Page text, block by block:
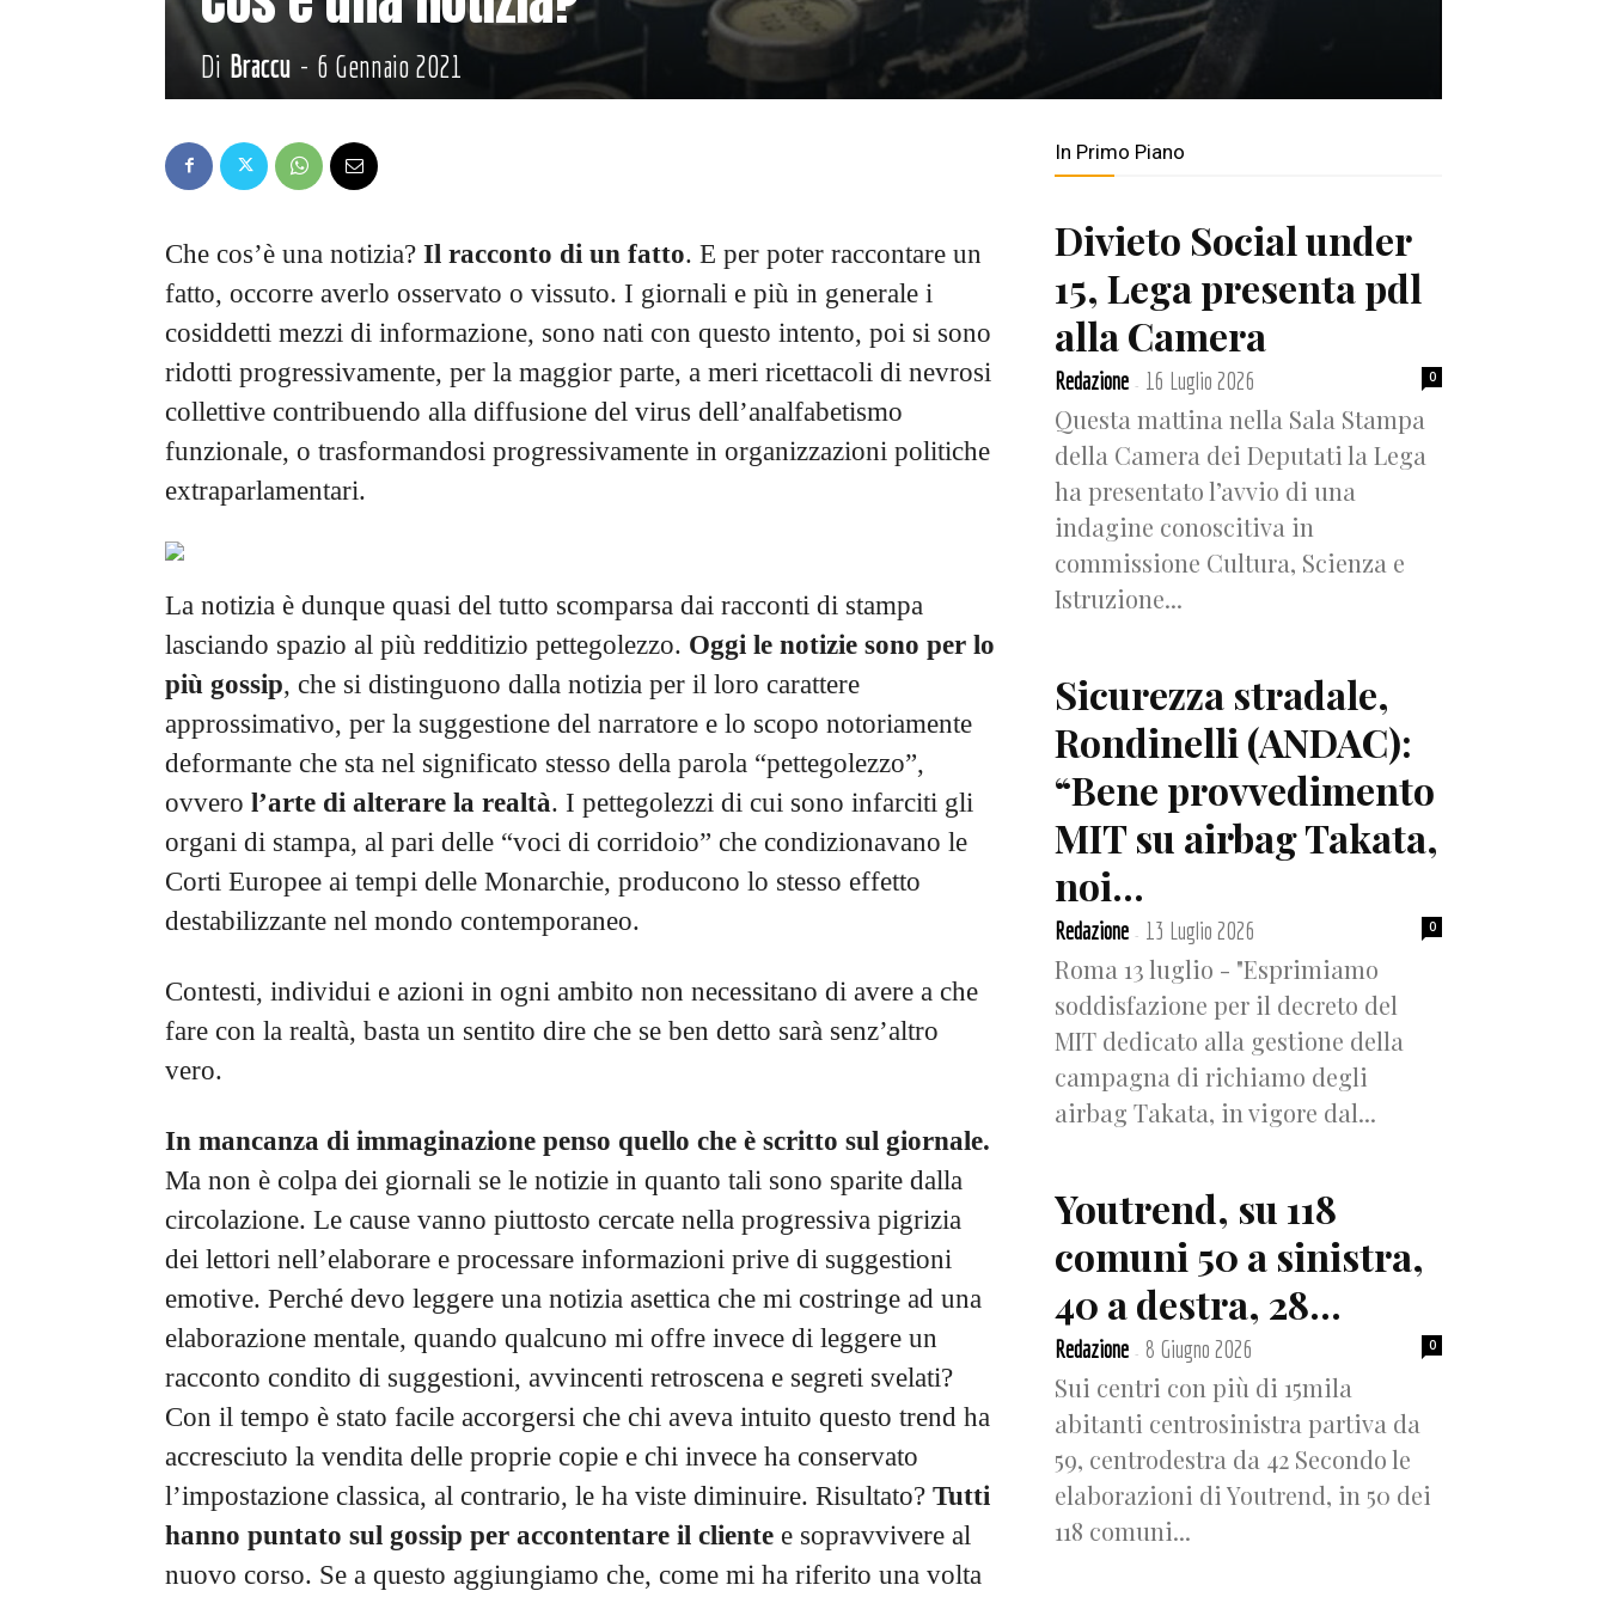
Di Braccu - 6 Gennaio 2021
Che cos’è una notizia? Il racconto di un fatto. E per poter raccontare un
fatto, occorre averlo osservato o vissuto. I giornali e più in generale i
cosiddetti mezzi di informazione, sono nati con questo intento, poi si sono
ridotti progressivamente, per la maggior parte, a meri ricettacoli di nevrosi
collettive contribuendo alla diffusione del virus dell’analfabetismo
funzionale, o trasformandosi progressivamente in organizzazioni politiche
extraparlamentari.
La notizia è dunque quasi del tutto scomparsa dai racconti di stampa
lasciando spazio al più redditizio pettegolezzo. Oggi le notizie sono per lo
più gossip, che si distinguono dalla notizia per il loro carattere
approssimativo, per la suggestione del narratore e lo scopo notoriamente
deformante che sta nel significato stesso della parola “pettegolezzo”,
ovvero l’arte di alterare la realtà. I pettegolezzi di cui sono infarciti gli
organi di stampa, al pari delle “voci di corridoio” che condizionavano le
Corti Europee ai tempi delle Monarchie, producono lo stesso effetto
destabilizzante nel mondo contemporaneo.
Contesti, individui e azioni in ogni ambito non necessitano di avere a che
fare con la realtà, basta un sentito dire che se ben detto sarà senz’altro
vero.
In mancanza di immaginazione penso quello che è scritto sul giornale.
Ma non è colpa dei giornali se le notizie in quanto tali sono sparite dalla
circolazione. Le cause vanno piuttosto cercate nella progressiva pigrizia
dei lettori nell’elaborare e processare informazioni prive di suggestioni
emotive. Perché devo leggere una notizia asettica che mi costringe ad una
elaborazione mentale, quando qualcuno mi offre invece di leggere un
racconto condito di suggestioni, avvincenti retroscena e segreti svelati?
Con il tempo è stato facile accorgersi che chi aveva intuito questo trend ha
accresciuto la vendita delle proprie copie e chi invece ha conservato
l’impostazione classica, al contrario, le ha viste diminuire. Risultato? Tutti
hanno puntato sul gossip per accontentare il cliente e sopravvivere al
nuovo corso. Se a questo aggiungiamo che, come mi ha riferito una volta
In Primo Piano
Divieto Social under
15, Lega presenta pdl
alla Camera
Redazione - 16 Luglio 2026 0
Questa mattina nella Sala Stampa
della Camera dei Deputati la Lega
ha presentato l’avvio di una
indagine conoscitiva in
commissione Cultura, Scienza e
Istruzione...
Sicurezza stradale,
Rondinelli (ANDAC):
“Bene provvedimento
MIT su airbag Takata,
noi...
Redazione - 13 Luglio 2026 0
Roma 13 luglio - "Esprimiamo
soddisfazione per il decreto del
MIT dedicato alla gestione della
campagna di richiamo degli
airbag Takata, in vigore dal...
Youtrend, su 118
comuni 50 a sinistra,
40 a destra, 28...
Redazione - 8 Giugno 2026 0
Sui centri con più di 15mila
abitanti centrosinistra partiva da
59, centrodestra da 42 Secondo le
elaborazioni di Youtrend, in 50 dei
118 comuni...